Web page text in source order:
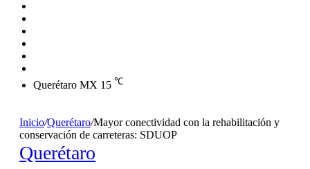
Querétaro MX 15 ℃
Inicio/Querétaro/Mayor conectividad con la rehabilitación y
conservación de carreteras: SDUOP
Querétaro